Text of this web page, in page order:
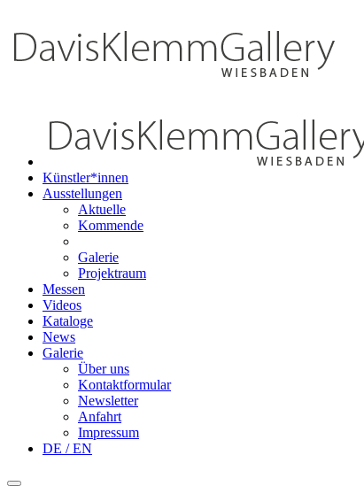
Künstler*innen
Ausstellungen
Aktuelle
Kommende
Galerie
Projektraum
Messen
Videos
Kataloge
News
Galerie
Über uns
Kontaktformular
Newsletter
Anfahrt
Impressum
DE / EN